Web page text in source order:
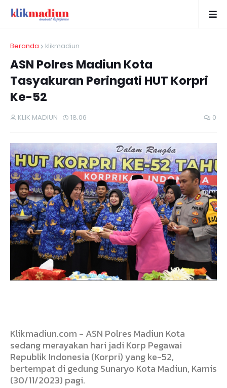
Beranda klikmadiun
ASN Polres Madiun Kota
Tasyakuran Peringati HUT Korpri
Ke-52
KLIK MADIUN 18.06 0
Klikmadiun.com - ASN Polres Madiun Kota
sedang merayakan hari jadi Korp Pegawai
Republik Indonesia (Korpri) yang ke-52,
bertempat di gedung Sunaryo Kota Madiun, Kamis
(30/11/2023) pagi.